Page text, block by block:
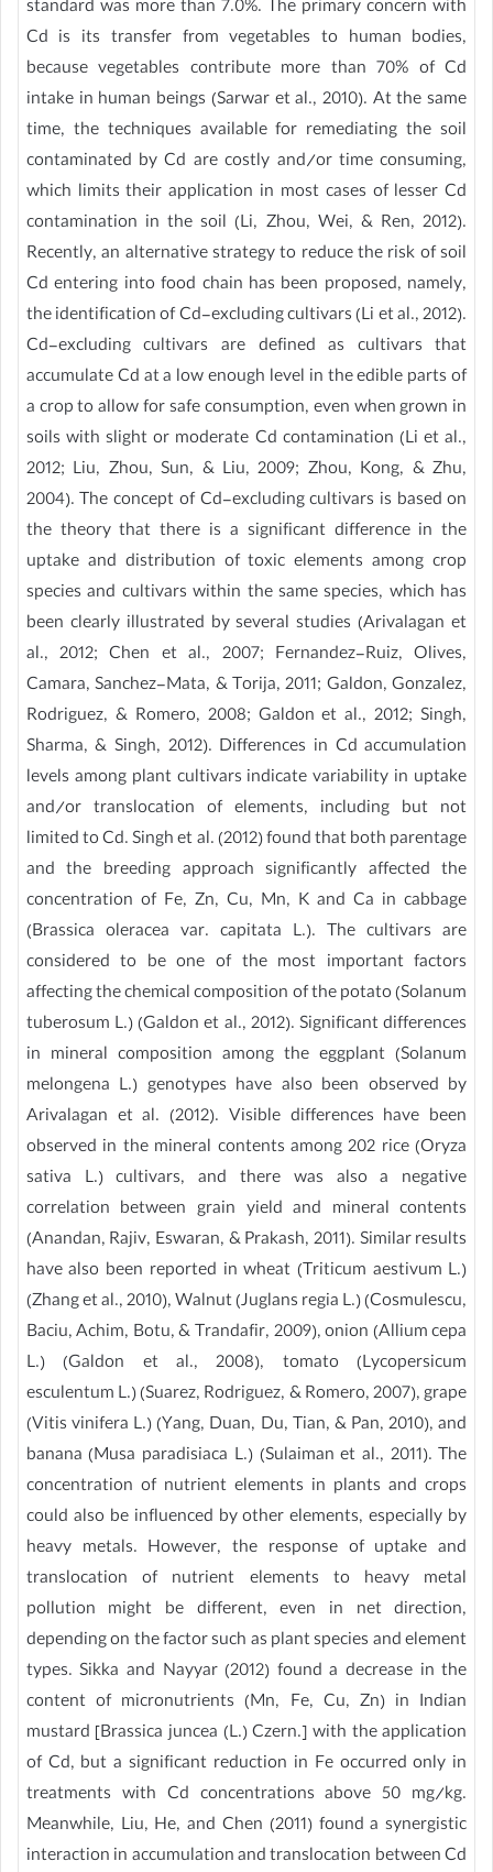
standard was more than 7.0%. The primary concern with
Cd is its transfer from vegetables to human bodies,
because vegetables contribute more than 70% of Cd
intake in human beings (Sarwar et al., 2010). At the same
time, the techniques available for remediating the soil
contaminated by Cd are costly and/or time consuming,
which limits their application in most cases of lesser Cd
contamination in the soil (Li, Zhou, Wei, & Ren, 2012).
Recently, an alternative strategy to reduce the risk of soil
Cd entering into food chain has been proposed, namely,
the identification of Cd-excluding cultivars (Li et al., 2012).
Cd-excluding cultivars are defined as cultivars that
accumulate Cd at a low enough level in the edible parts of
a crop to allow for safe consumption, even when grown in
soils with slight or moderate Cd contamination (Li et al.,
2012; Liu, Zhou, Sun, & Liu, 2009; Zhou, Kong, & Zhu,
2004). The concept of Cd-excluding cultivars is based on
the theory that there is a significant difference in the
uptake and distribution of toxic elements among crop
species and cultivars within the same species, which has
been clearly illustrated by several studies (Arivalagan et
al., 2012; Chen et al., 2007; Fernandez-Ruiz, Olives,
Camara, Sanchez-Mata, & Torija, 2011; Galdon, Gonzalez,
Rodriguez, & Romero, 2008; Galdon et al., 2012; Singh,
Sharma, & Singh, 2012). Differences in Cd accumulation
levels among plant cultivars indicate variability in uptake
and/or translocation of elements, including but not
limited to Cd. Singh et al. (2012) found that both parentage
and the breeding approach significantly affected the
concentration of Fe, Zn, Cu, Mn, K and Ca in cabbage
(Brassica oleracea var. capitata L.). The cultivars are
considered to be one of the most important factors
affecting the chemical composition of the potato (Solanum
tuberosum L.) (Galdon et al., 2012). Significant differences
in mineral composition among the eggplant (Solanum
melongena L.) genotypes have also been observed by
Arivalagan et al. (2012). Visible differences have been
observed in the mineral contents among 202 rice (Oryza
sativa L.) cultivars, and there was also a negative
correlation between grain yield and mineral contents
(Anandan, Rajiv, Eswaran, & Prakash, 2011). Similar results
have also been reported in wheat (Triticum aestivum L.)
(Zhang et al., 2010), Walnut (Juglans regia L.) (Cosmulescu,
Baciu, Achim, Botu, & Trandafir, 2009), onion (Allium cepa
L.) (Galdon et al., 2008), tomato (Lycopersicum
esculentum L.) (Suarez, Rodriguez, & Romero, 2007), grape
(Vitis vinifera L.) (Yang, Duan, Du, Tian, & Pan, 2010), and
banana (Musa paradisiaca L.) (Sulaiman et al., 2011). The
concentration of nutrient elements in plants and crops
could also be influenced by other elements, especially by
heavy metals. However, the response of uptake and
translocation of nutrient elements to heavy metal
pollution might be different, even in net direction,
depending on the factor such as plant species and element
types. Sikka and Nayyar (2012) found a decrease in the
content of micronutrients (Mn, Fe, Cu, Zn) in Indian
mustard [Brassica juncea (L.) Czern.] with the application
of Cd, but a significant reduction in Fe occurred only in
treatments with Cd concentrations above 50 mg/kg.
Meanwhile, Liu, He, and Chen (2011) found a synergistic
interaction in accumulation and translocation between Cd